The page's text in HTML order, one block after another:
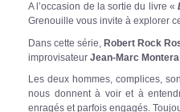
A l’occasion de la sortie du livre «
Grenouille vous invite à explorer
Dans cette série, Robert Rock
improvisateur Jean-Marc Montera
Les deux hommes, complices,
nous donnent à voir et à
enragés et parfois engagés.